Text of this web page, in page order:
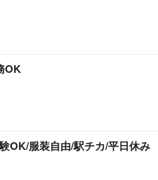
OK
OK/服装自由/駅チカ/平日休み